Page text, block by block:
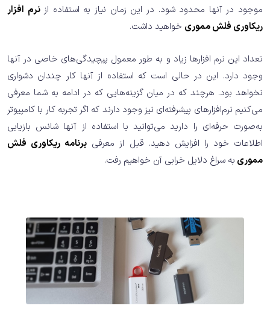
موجود در آنها محدود شود. در این زمان نیاز به استفاده ازنرم افزار
ریکاوری فلش مموری خواهید داشت.
تعداد این نرم افزارها زیاد و به طور معمول پیچیدگی‌های خاصی در آنها
وجود دارد. این در حالی است که استفاده از آنها کار چندان دشواری
نخواهد بود. هرچند که در میان گزینه‌هایی که در ادامه به شما معرفی
می‌کنیم نرم‌افزارهای پیشرفته‌ای نیز وجود دارند که اگر تجربه کار با کامپیوتر
به‌صورت حرفه‌ای را دارید می‌توانید با استفاده از آنها شانس بازیابی
اطلاعات خود را افزایش دهید. قبل از معرفی برنامه ریکاوری فلش
مموری به سراغ دلایل خرابی آن خواهیم رفت.